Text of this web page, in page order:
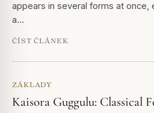
appears in several forms at once,
a…
ČÍST ČLÁNEK
ZÁKLADY
Kaisora Guggulu: Classical